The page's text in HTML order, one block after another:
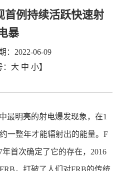
首例持续活跃快速射
暴
：2022-06-09
大 中 小】
最明亮的射电爆发现象，在1
一整年才能辐射出的能量。F
首次确定了它的存在，2016